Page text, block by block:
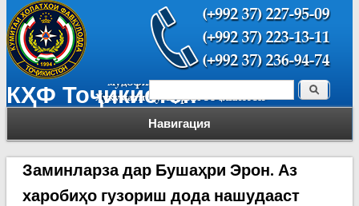
КҲФ Тоҷикистон
Навигация
Форма поиска Поиск
Заминларза дар Бушаҳри Эрон. Аз
харобиҳо гузориш дода нашудааст